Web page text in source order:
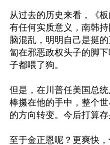
从过去的历史来看，《
有任何实质意义，南韩
脑混乱，明明自己是挺
匐在邪恶政权头子的脚
子都喂了狗。
但是，在川普任美国总
棒攥在他的手中，整个
的方向转变。今后打算
至于金正恩呢？更爽快